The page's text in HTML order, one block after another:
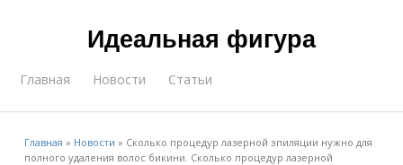
Идеальная фигура
Главная Новости Статьи
Главная » Новости » Сколько процедур лазерной эпиляции нужно для
полного удаления волос бикини. Сколько процедур лазерной